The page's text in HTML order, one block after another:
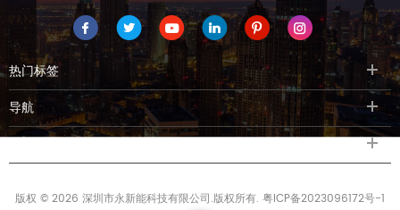
热门标签
导航
联系我们
版权 © 2026 深圳市永新能科技有限公司.版权所有. 粤ICP备2023096172号-1